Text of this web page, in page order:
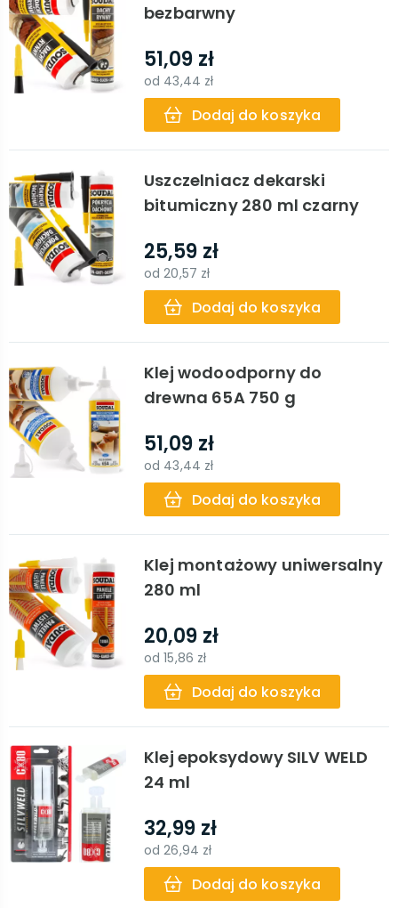
bezbarwny
51,09 zł
od 43,44 zł
Dodaj do koszyka
Uszczelniacz dekarski
bitumiczny 280 ml czarny
25,59 zł
od20,57 zł
Dodaj do koszyka
Klej wodoodporny do
drewna 65A 750 g
51,09 zł
od 43,44 zł
Dodaj do koszyka
Klej montażowy uniwersalny
280 ml
20,09 zł
od15,86 zł
Dodaj do koszyka
Klej epoksydowy SILV WELD
24 ml
32,99 zł
od26,94 zł
Dodaj do koszyka